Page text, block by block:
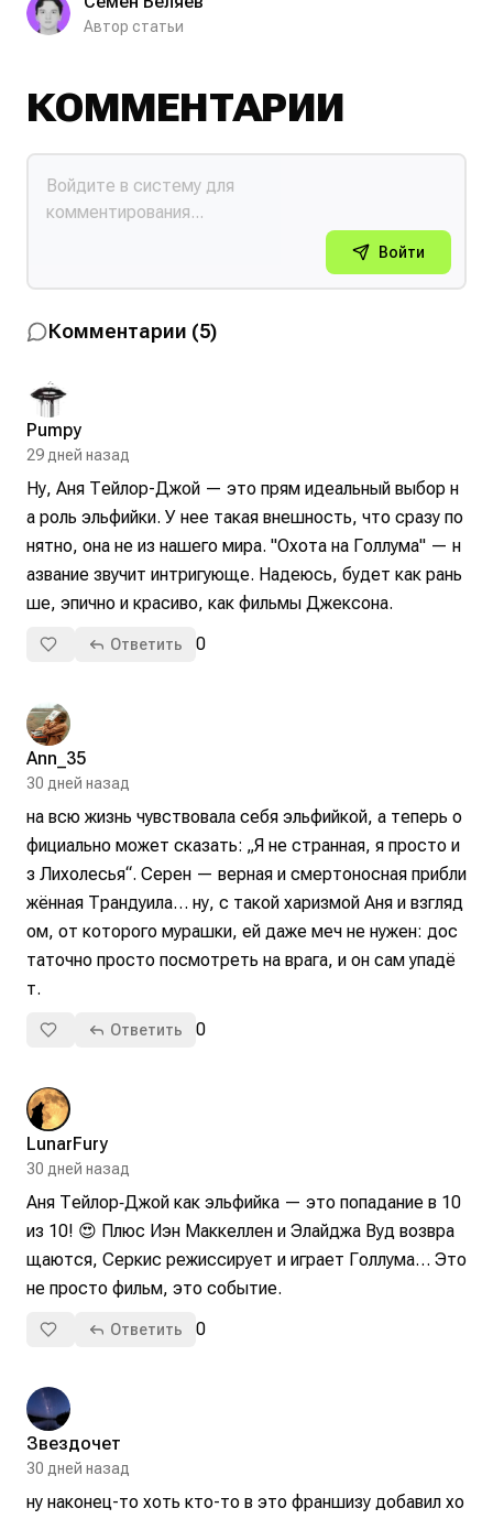
Автор статьи
КОММЕНТАРИИ
Войти
Комментарии (5)
Pumpy
29 дней назад
Ну, Аня Тейлор-Джой — это прям идеальный выбор н
а роль эльфийки. У нее такая внешность, что сразу по
нятно, она не из нашего мира. "Охота на Голлума" — н
азвание звучит интригующе. Надеюсь, будет как рань
ше, эпично и красиво, как фильмы Джексона.
Ответить 0
Ann_35
30 дней назад
на всю жизнь чувствовала себя эльфийкой, а теперь о
фициально может сказать: „Я не странная, я просто и
з Лихолесья“. Серен — верная и смертоносная прибли
жённая Трандуила… ну, с такой харизмой Аня и взгляд
ом, от которого мурашки, ей даже меч не нужен: дос
таточно просто посмотреть на врага, и он сам упадё
т.
Ответить 0
LunarFury
30 дней назад
Аня Тейлор‑Джой как эльфийка — это попадание в 10
из 10! 😍 Плюс Иэн Маккеллен и Элайджа Вуд возвра
щаются, Серкис режиссирует и играет Голлума… Это
не просто фильм, это событие.
Ответить 0
Звездочет
30 дней назад
ну наконец-то хоть кто-то в это франшизу добавил хо